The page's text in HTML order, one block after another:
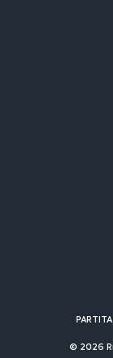
© 2026